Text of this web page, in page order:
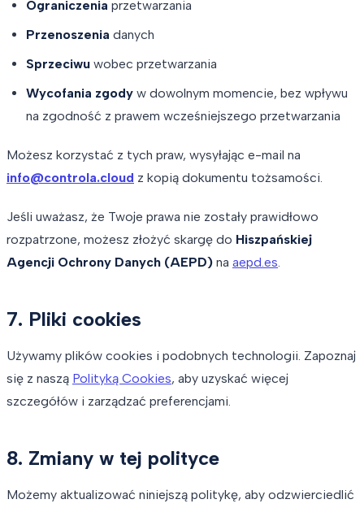
Ograniczenia przetwarzania
Przenoszenia danych
Sprzeciwu wobec przetwarzania
Wycofania zgody w dowolnym momencie, bez wpływu
na zgodność z prawem wcześniejszego przetwarzania
Możesz korzystać z tych praw, wysyłając e-mail na
info@controla.cloud z kopią dokumentu tożsamości.
Jeśli uważasz, że Twoje prawa nie zostały prawidłowo
rozpatrzone, możesz złożyć skargę do Hiszpańskiej
Agencji Ochrony Danych (AEPD) na aepd.es
7. Pliki cookies
Używamy plików cookies i podobnych technologii. Zapoznaj
się z naszą Polityką Cookies, aby uzyskać więcej
szczegółów i zarządzać preferencjami.
8. Zmiany w tej polityce
Możemy aktualizować niniejszą politykę, aby odzwierciedlić